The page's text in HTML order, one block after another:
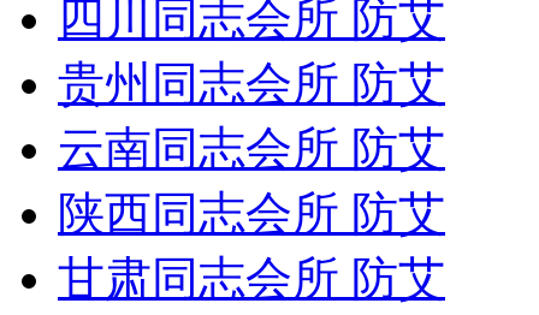
四川同志会所 防艾
贵州同志会所 防艾
云南同志会所 防艾
陕西同志会所 防艾
甘肃同志会所 防艾